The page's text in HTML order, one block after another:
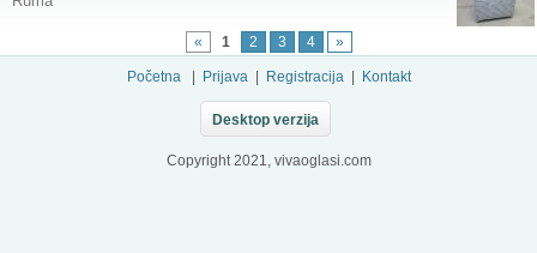
« 1 2 3 4 »
Početna Prijava Registracija Kontakt
Desktop verzija
Copyright 2021, vivaoglasi.com